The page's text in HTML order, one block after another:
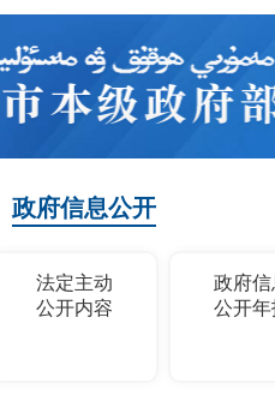
政府信息公开
法定主动
公开内容
政府信
公开年